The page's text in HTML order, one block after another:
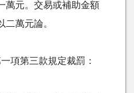
萬元。交易或補助金額
二萬元論。
項第三款規定裁罰：